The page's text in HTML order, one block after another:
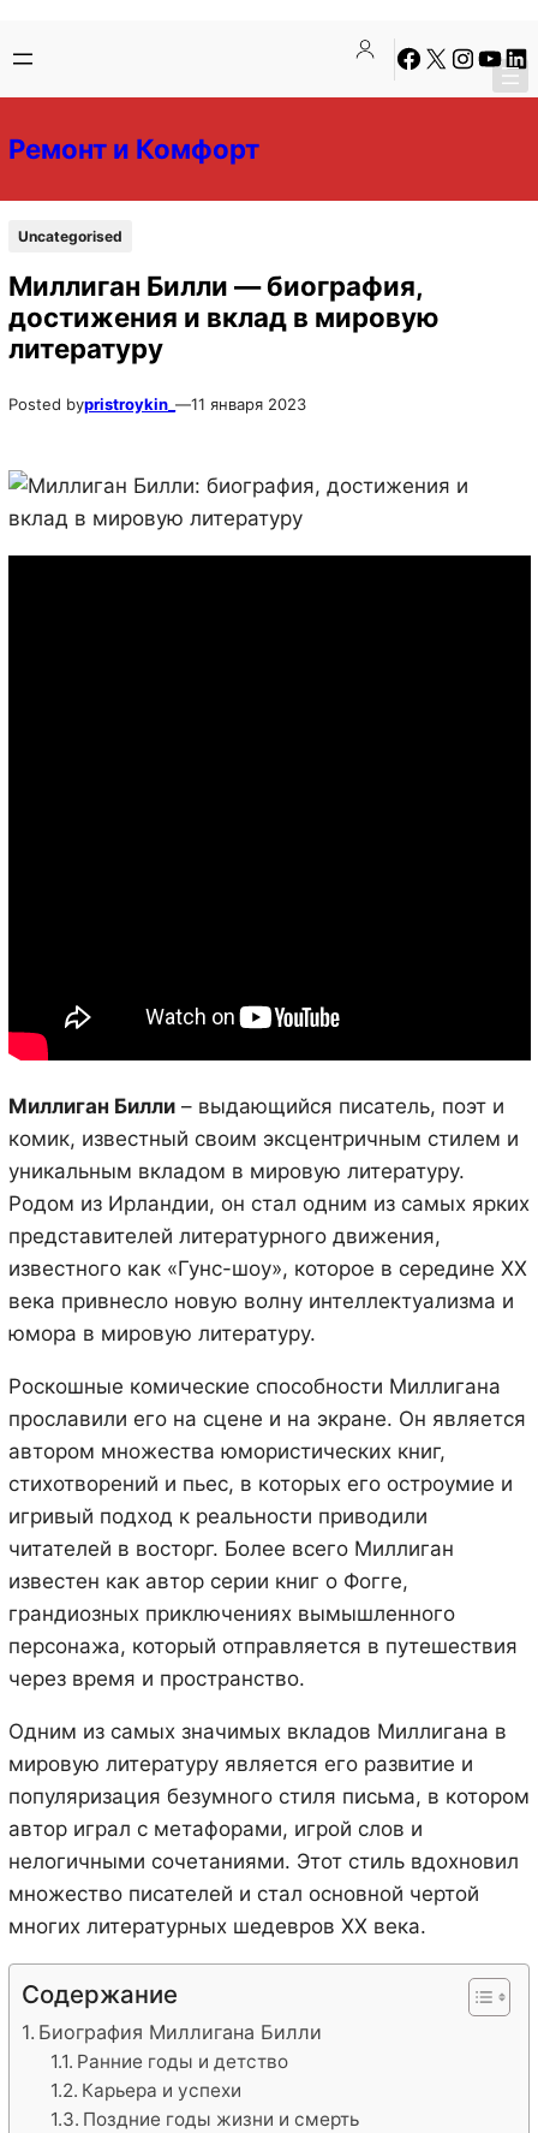
содержимому
содержимому
Facebook
X Instagram
Ремонт и Комфорт
Uncategorised
Миллиган Билли — биография,
достижения и вклад в мировую
литературу
Posted bypristroykin_ —11 января 2023
Миллиган Билли– выдающийся писатель, поэт и
комик, известный своим эксцентричным стилем и
уникальным вкладом в мировую литературу.
Родом из Ирландии, он стал одним из самых ярких
представителей литературного движения,
известного как «Гунс-шоу», которое в середине XX
века привнесло новую волну интеллектуализма и
юмора в мировую литературу.
Роскошные комические способности Миллигана
прославили его на сцене и на экране. Он является
автором множества юмористических книг,
стихотворений и пьес, в которых его остроумие и
игривый подход к реальности приводили
читателей в восторг. Более всего Миллиган
известен как автор серии книг о Фогге,
грандиозных приключениях вымышленного
персонажа, который отправляется в путешествия
через время и пространство.
Одним из самых значимых вкладов Миллигана в
мировую литературу является его развитие и
популяризация безумного стиля письма, в котором
автор играл с метафорами, игрой слов и
нелогичными сочетаниями. Этот стиль вдохновил
множество писателей и стал основной чертой
многих литературных шедевров XX века.
Содержание
Биография Миллигана Билли
Ранние годы и детство
Карьера и успехи
Поздние годы жизни и смерть